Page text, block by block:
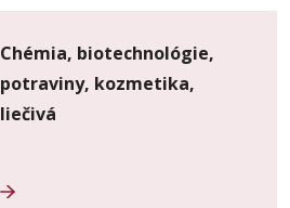
Chémia, biotechnológie,
potraviny, kozmetika,
liečivá